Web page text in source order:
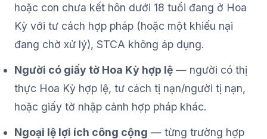
hoặc con chưa kết hôn dưới 18 tuổi đang ở Hoa
Kỳ với tư cách hợp pháp (hoặc một khiếu nại
đang chờ xử lý), STCA không áp dụng.
Người có giấy tờ Hoa Kỳ hợp lệ — người có thị
thực Hoa Kỳ hợp lệ, tư cách tị nạn/người tị nạn,
hoặc giấy tờ nhập cảnh hợp pháp khác.
Ngoại lệ lợi ích công cộng — từng trường hợp